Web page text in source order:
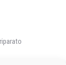
N61FD